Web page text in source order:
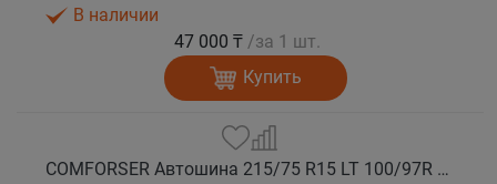
В наличии
47 000 ₸ /за 1 шт.
Купить
COMFORSER Автошина 215/75 R15 LT 100/97R CF1100 6PR RWL лето